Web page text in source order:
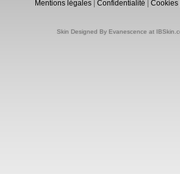
Mentions légales| Confidentialité Cookies|
Skin Designed By Evanescence at